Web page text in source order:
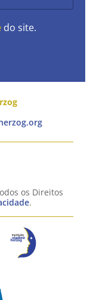
do site.
os Direitos
.